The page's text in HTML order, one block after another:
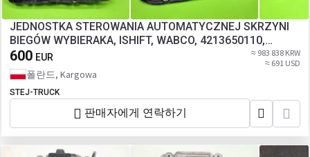
JEDNOSTKA STEROWANIA AUTOMATYCZNEJ SKRZYNI
BIEGÓW WYBIERAKA, ISHIFT, WABCO, 4213650110,
VOLVO, 21536238,
600 EUR
≈ 983 838 KRW
≈ 691 USD
폴란드, Kargowa
STEJ-TRUCK
판매자에게 연락하기